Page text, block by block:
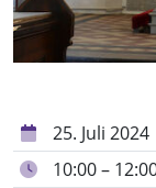
25. Juli 2024
10:00 –